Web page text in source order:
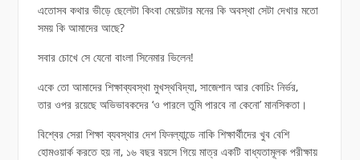
এতোসব কথার ভীড়ে ছেলেটা কিংবা মেয়েটার মনের কি অবস্থা সেটা দেখার মতো
সময় কি আমাদের আছে?
সবার চোখে সে যেনো বাংলা সিনেমার ভিলেন!
একে তো আমাদের শিক্ষাব্যবস্থা মুখস্থবিদ্যা, সাজেশান আর কোচিং নির্ভর,
তার ওপর রয়েছে অভিভাবকদের ‘ও পারলে তুমি পারবে না কেনো’ মানসিকতা।
বিশ্বের সেরা শিক্ষা ব্যবস্থার দেশ ফিনল্যান্ডে নাকি শিক্ষার্থীদের খুব বেশি
হোমওয়ার্ক করতে হয় না, ১৬ বছর বয়সে গিয়ে মাত্র একটি বাধ্যতামূলক পরীক্ষায়